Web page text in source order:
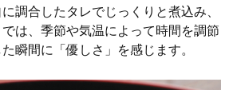
調合したタレでじっくりと煮込み、
は、季節や気温によって時間を調節
瞬間に「優しさ」を感じます。